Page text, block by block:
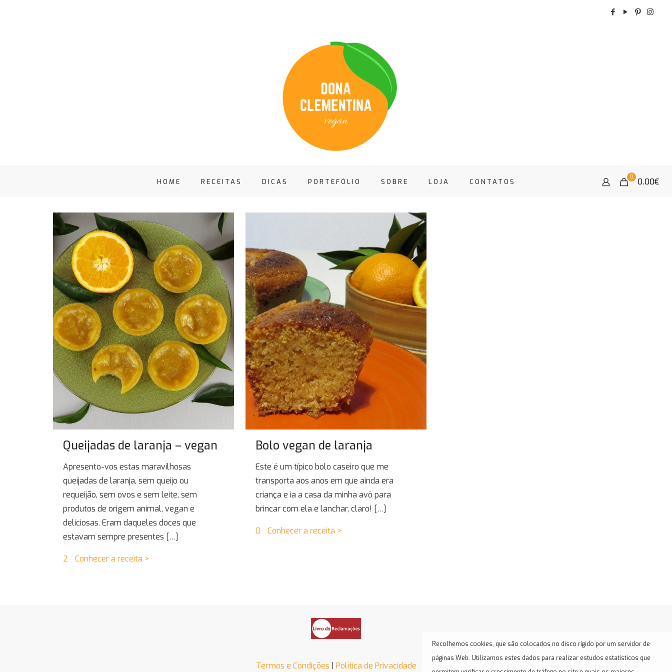
HOME RECEITAS DICAS PORTEFÓLIO SOBRE LOJA CONTATOS
0 0.00€
Queijadas de laranja – vegan
Apresento-vos estas maravilhosas
queijadas de laranja, sem queijo ou
requeijão, sem ovos e sem leite, sem
produtos de origem animal, vegan e
deliciosas. Eram daqueles doces que
estavam sempre presentes […]
2 Conhecer a receita >
Bolo vegan de laranja
Este é um típico bolo caseiro que me
transporta aos anos em que ainda era
criança e ia a casa da minha avó para
brincar com ela e lanchar, claro! […]
0 Conhecer a receita >
Termos e Condições | Política de Privacidade
Recolhemos cookies, que são colocados no disco rígido por um servidor de
páginas Web. Utilizamos estes dados para realizar estudos estatísticos que